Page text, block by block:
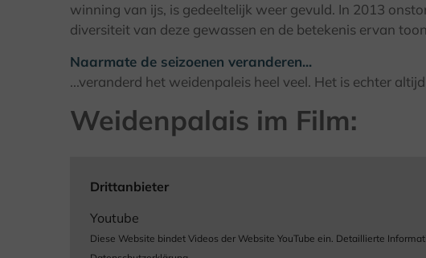
winning van ijs, is gedeeltelijk weer gevuld. In 2013
diversiteit van deze gewassen en de betekenis ervan
Naarmate de seizoenen veranderen...
...veranderd het weidenpaleis heel veel. Het is echter
Weidenpalais im Film:
Drittanbieter
Youtube
Diese Website bindet Videos der Website YouTube ein. Detaillierte